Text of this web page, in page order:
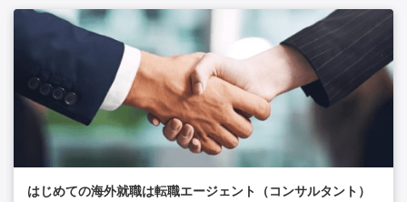
はじめての海外就職は転職エージェント（コンサルタント）